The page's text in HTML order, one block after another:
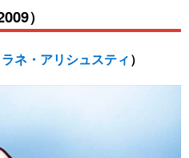
）
ネ・アリシュスティ）